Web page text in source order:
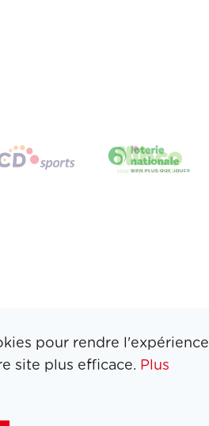
pour rendre l'expérience
site plus efficace. Plus